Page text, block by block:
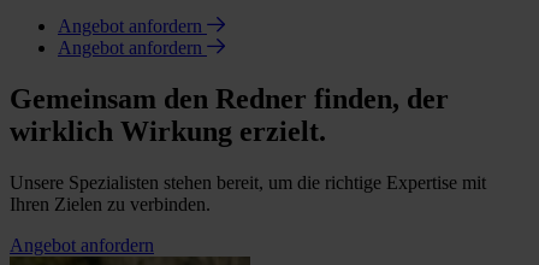
Angebot anfordern
Angebot anfordern
Gemeinsam den Redner finden, der
wirklich Wirkung erzielt.
Unsere Spezialisten stehen bereit, um die richtige Expertise mit
Ihren Zielen zu verbinden.
Angebot anfordern